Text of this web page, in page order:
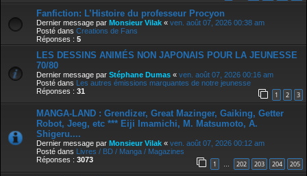
Fanfiction: L’Histoire du professeur Procyon
Dernier message par Monsieur Vilak « ven. août 07, 2026 00:38 am
Posté dans Creations de Fans
Réponses : 5
LES DESSINS ANIMÉS NON JAPONAIS POUR LA JEUNESSE
70/80
Dernier message par Stéphane Dumas « ven. août 07, 2026 00:16 am
Posté dans Les autres émissions marquantes de notre jeunesse
Réponses : 31 1 2 3
MANGA-LAND : Grendizer, Great Mazinger, Gaiking, Getter
Robot, Jeeg, etc *** Eiji Imamichi, M. Matsumoto, A.
Shigeru....
Dernier message par Monsieur Vilak « ven. août 07, 2026 00:12 am
Posté dans Livres / BD / Manga / Magazines
Réponses : 3073 1 … 202 203 204 205